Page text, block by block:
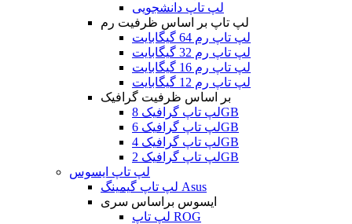
لپ تاپ دانشجویی
لپ تاپ بر اساس ظرفیت رم
لپ تاپ رم 64 گیگابایت
لپ تاپ رم 32 گیگابایت
لپ تاپ رم 16 گیگابایت
لپ تاپ رم 12 گیگابایت
بر اساس ظرفیت گرافیک
لپ تاپ گرافیک 8GB
لپ تاپ گرافیک 6GB
لپ تاپ گرافیک 4GB
لپ تاپ گرافیک 2GB
لپ تاپ ایسوس
لپ تاپ گیمینگ Asus
ایسوس براساس سری
لپ تاپ ROG